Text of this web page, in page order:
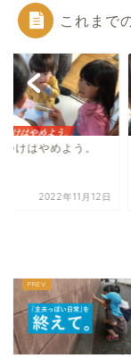
これまで
つけはやめよう。
2022年11月12日